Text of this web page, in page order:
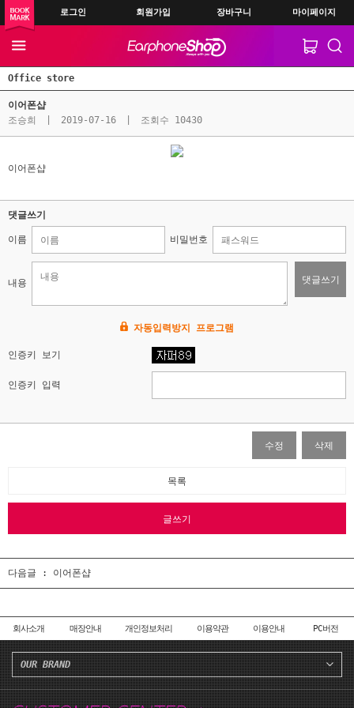
로그인 회원가입 장바구니 마이페이지
Office store
이어폰샵
조승희
2019-07-16 조회수 10430
이어폰샵
댓글쓰기
이름 비밀번호
내용 댓글쓰기
자동입력방지 프로그램
인증키 보기
인증키 입력
수정 삭제
목록
글쓰기
다음글 : 이어폰샵
회사소개 매장안내 개인정보처리 이용약관 이용안내 PC버전
OUR BRAND